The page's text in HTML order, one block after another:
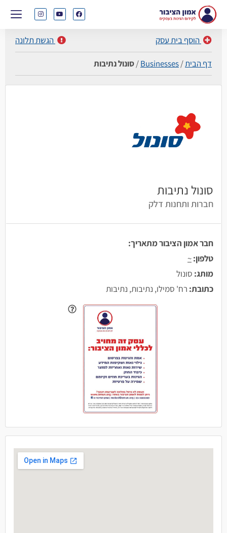
הוסף בית עסק הגשת תלונה
דף הבית/
Businesses
/סונול נתיבות
סונול נתיבות
חברות ותחנות דלק
חבר אמון הציבור מתאריך:
טלפון:~
מותג: סונול
כתובת: רח' סמילו, נתיבות, נתיבות